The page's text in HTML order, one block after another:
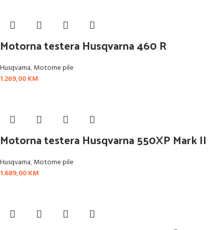
Motorna testera Husqvarna 460 R
Husqvarna,Motorne pile
1.269,00KM
Motorna testera Husqvarna 550XP Mark II
Husqvarna,Motorne pile
1.689,00KM